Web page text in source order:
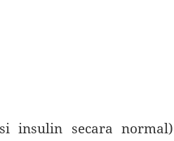
insulin secara normal)